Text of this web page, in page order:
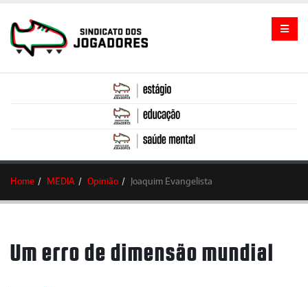
Home MEDIA Opinião Joaquim Evangelista
Um erro de dimensão mundial